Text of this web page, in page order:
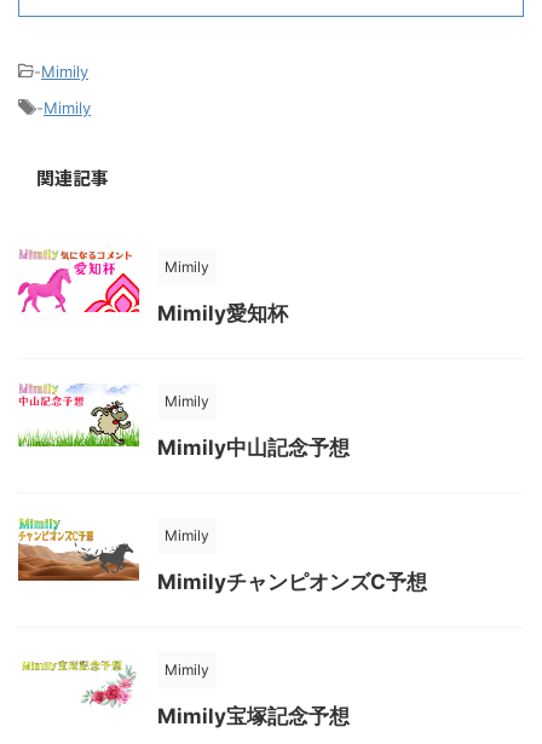
-Mimily
-Mimily
関連記事
Mimily
Mimily愛知杯
Mimily
Mimily中山記念予想
Mimily
MimilyチャンピオンズC予想
Mimily
Mimily宝塚記念予想